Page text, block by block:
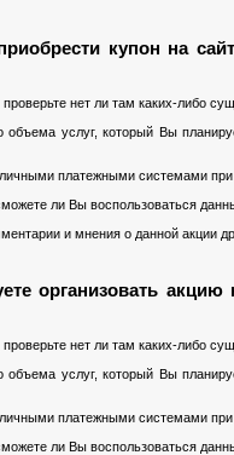
купон на
нет ли там каких-либо
услуг, который Вы
платежными системами при
ли Вы воспользоваться
и мнения о данной акции
организовать
нет ли там каких-либо
услуг, который Вы
платежными системами при
ли Вы воспользоваться